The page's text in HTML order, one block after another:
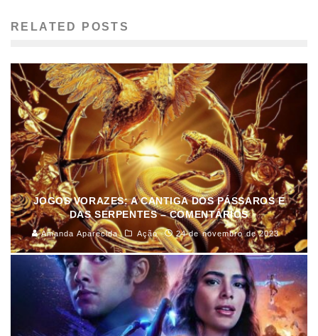
RELATED POSTS
JOGOS VORAZES: A CANTIGA DOS PÁSSAROS E
DAS SERPENTES – COMENTÁRIOS
Amanda Aparecida Ação 24 de novembro de 2023